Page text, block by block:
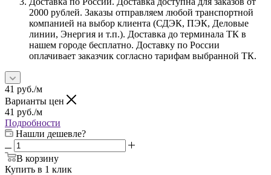
2000 рублей. Заказы отправляем любой транспортной
компанией на выбор клиента (СДЭК, ПЭК, Деловые
линии, Энергия и т.п.). Доставка до терминала ТК в
нашем городе бесплатно. Доставку по России
оплачивает заказчик согласно тарифам выбранной ТК.
41 руб./м
Варианты цен
41 руб./м
Подробности
Нашли дешевле?
В корзину
Купить в 1 клик